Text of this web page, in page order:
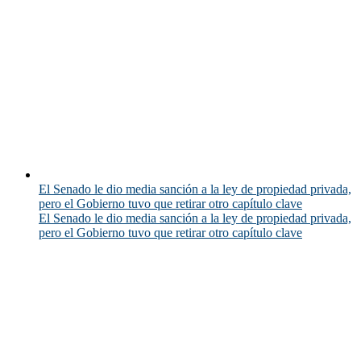
El Senado le dio media sanción a la ley de propiedad privada,
pero el Gobierno tuvo que retirar otro capítulo clave
El Senado le dio media sanción a la ley de propiedad privada,
pero el Gobierno tuvo que retirar otro capítulo clave